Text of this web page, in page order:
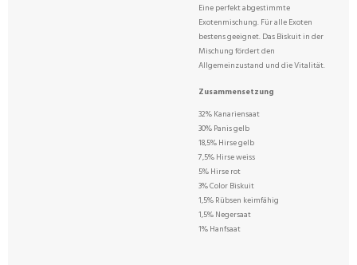
Eine perfekt abgestimmte
Exotenmischung. Für alle Exoten
bestens geeignet. Das Biskuit in der
Mischung fördert den
Allgemeinzustand und die Vitalität.
Zusammensetzung
32% Kanariensaat
30% Panis gelb
18,5% Hirse gelb
7,5% Hirse weiss
5% Hirse rot
3% Color Biskuit
1,5% Rübsen keimfähig
1,5% Negersaat
1% Hanfsaat